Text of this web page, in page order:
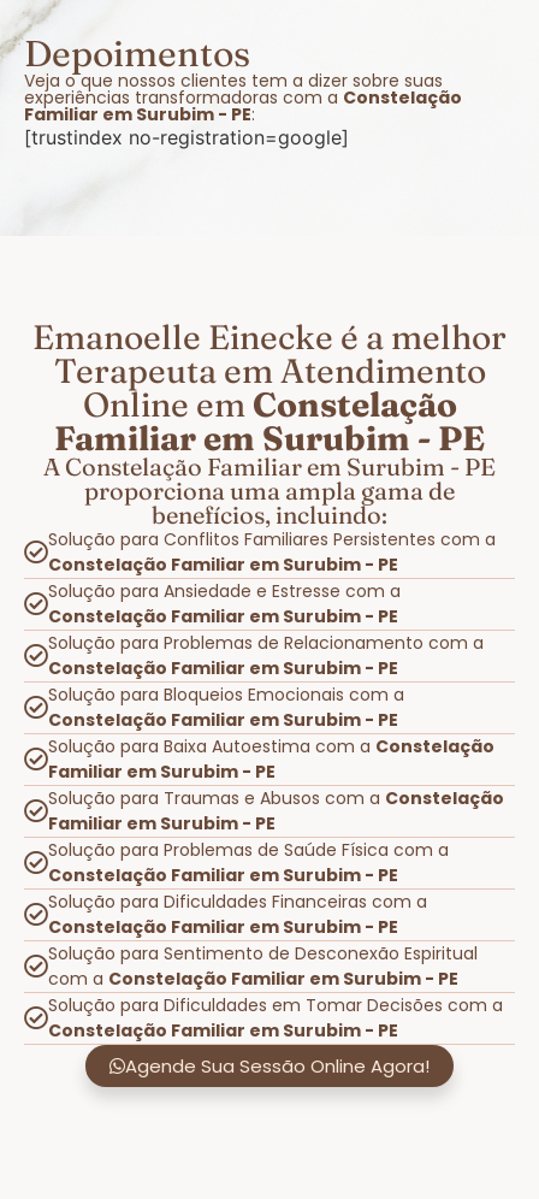
Depoimentos
Veja o que nossos clientes tem a dizer sobre suas
experiências transformadoras com a Constelação
Familiar em Surubim - PE:
[trustindex no-registration=google]
Emanoelle Einecke é a melhor
Terapeuta em Atendimento
Online em Constelação
Familiar em Surubim - PE
A Constelação Familiar em Surubim - PE
proporciona uma ampla gama de
benefícios, incluindo:
Solução para Conflitos Familiares Persistentes com a
Constelação Familiar em Surubim - PE
Solução para Ansiedade e Estresse com a
Constelação Familiar em Surubim - PE
Solução para Problemas de Relacionamento com a
Constelação Familiar em Surubim - PE
Solução para Bloqueios Emocionais com a
Constelação Familiar em Surubim - PE
Solução para Baixa Autoestima com a Constelação
Familiar em Surubim - PE
Solução para Traumas e Abusos com a Constelação
Familiar em Surubim - PE
Solução para Problemas de Saúde Física com a
Constelação Familiar em Surubim - PE
Solução para Dificuldades Financeiras com a
Constelação Familiar em Surubim - PE
Solução para Sentimento de Desconexão Espiritual
com a Constelação Familiar em Surubim - PE
Solução para Dificuldades em Tomar Decisões com a
Constelação Familiar em Surubim - PE
Agende Sua Sessão Online Agora!